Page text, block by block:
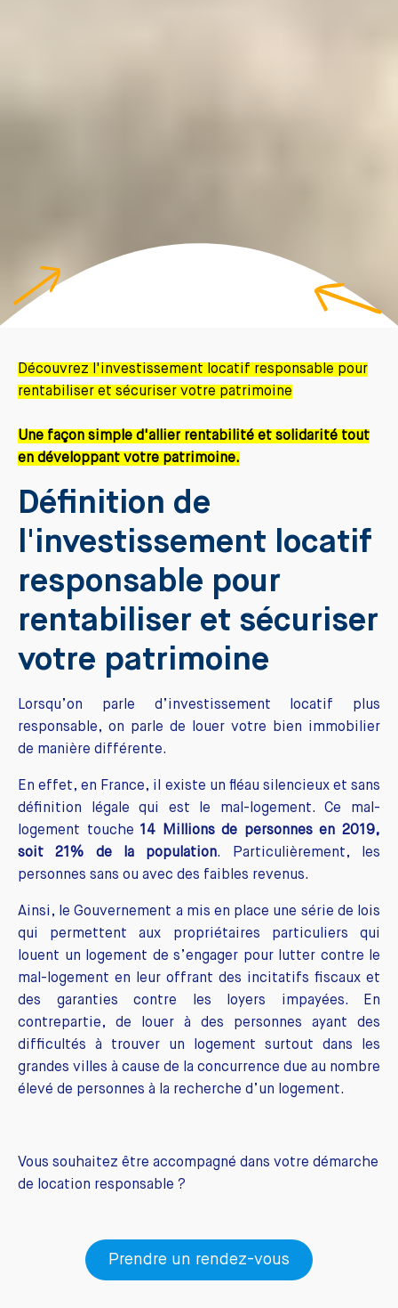
Découvrez l'investissement locatif responsable pour
rentabiliser et sécuriser votre patrimoine
Une façon simple d'allier rentabilité et solidarité tout
en développant votre patrimoine.
Définition de
l'investissement locatif
responsable pour
rentabiliser et sécuriser
votre patrimoine
Lorsqu’on parle d’investissement locatif plus
responsable, on parle de louer votre bien immobilier
de manière différente.
En effet, en France, il existe un fléau silencieux et sans
définition légale qui est le mal-logement. Ce mal-
logement touche 14 Millions de personnes en 2019,
soit 21% de la population. Particulièrement, les
personnes sans ou avec des faibles revenus.
Ainsi, le Gouvernement a mis en place une série de lois
qui permettent aux propriétaires particuliers qui
louent un logement de s’engager pour lutter contre le
mal-logement en leur offrant des incitatifs fiscaux et
des garanties contre les loyers impayées. En
contrepartie, de louer à des personnes ayant des
difficultés à trouver un logement surtout dans les
grandes villes à cause de la concurrence due au nombre
élevé de personnes à la recherche d’un logement.
Vous souhaitez être accompagné dans votre démarche
de location responsable ?
Prendre un rendez-vous